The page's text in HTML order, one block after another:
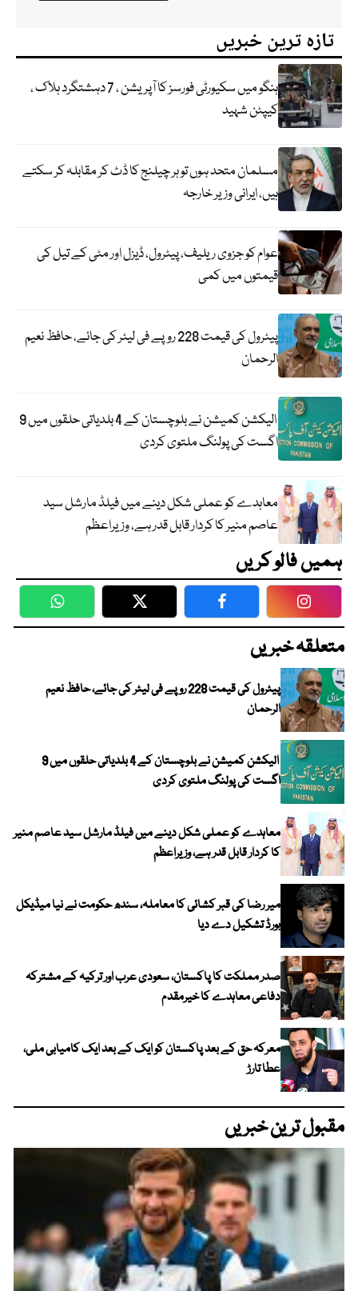
تازہ ترین خبریں
ہنگو میں سکیورٹی فورسز کا آپریشن ، 7 دہشتگرد ہلاک ،
کیپٹن شہید
مسلمان متحد ہوں تو ہر چیلنج کا ڈٹ کر مقابلہ کر سکتے
ہیں، ایرانی وزیر خارجہ
عوام کو جزوی ریلیف، پیٹرول، ڈیزل اور مٹی کے تیل کی
قیمتوں میں کمی
پیٹرول کی قیمت 228 روپے فی لیٹر کی جائے، حافظ نعیم
الرحمان
الیکشن کمیشن نے بلوچستان کے 4 بلدیاتی حلقوں میں 9
اگست کی پولنگ ملتوی کردی
معاہدے کو عملی شکل دینے میں فیلڈ مارشل سید
عاصم منیر کا کردار قابل قدر ہے، وزیراعظم
ہمیں فالو کریں
WhatsApp Twitter Facebook
متعلقہ خبریں
پیٹرول کی قیمت 228 روپے فی لیٹر کی جائے، حافظ نعیم
الرحمان
الیکشن کمیشن نے بلوچستان کے 4 بلدیاتی حلقوں میں 9
اگست کی پولنگ ملتوی کردی
معاہدے کو عملی شکل دینے میں فیلڈ مارشل سید عاصم منیر
کا کردار قابل قدر ہے، وزیراعظم
میر رضا کی قبر کشائی کا معاملہ، سندھ حکومت نے نیا میڈیکل
بورڈ تشکیل دے دیا
صدر مملکت کا پاکستان، سعودی عرب اور ترکیہ کے مشترکہ
دفاعی معاہدے کا خیرمقدم
معرکہ حق کے بعد پاکستان کو ایک کے بعد ایک کامیابی ملی،
عطا تارڑ
مقبول ترین خبریں